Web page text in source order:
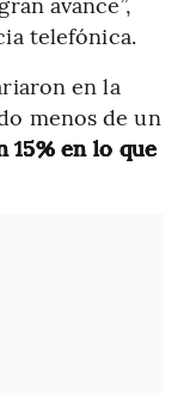
telefónica.
en la
menos de un
15% en lo que